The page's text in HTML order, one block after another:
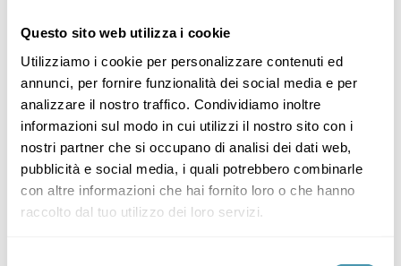
Questo sito web utilizza i cookie
Utilizziamo i cookie per personalizzare contenuti ed
annunci, per fornire funzionalità dei social media e per
analizzare il nostro traffico. Condividiamo inoltre
informazioni sul modo in cui utilizzi il nostro sito con i
nostri partner che si occupano di analisi dei dati web,
pubblicità e social media, i quali potrebbero combinarle
con altre informazioni che hai fornito loro o che hanno
raccolto dal tuo utilizzo dei loro servizi.